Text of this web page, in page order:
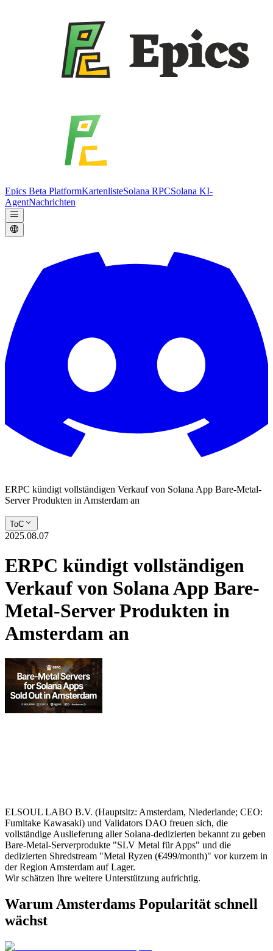
Epics Beta PlatformKartenlisteSolana RPCSolana KI-
AgentNachrichten
ERPC kündigt vollständigen Verkauf von Solana App Bare-Metal-
Server Produkten in Amsterdam an
ToC
2025.08.07
ERPC kündigt vollständigen
Verkauf von Solana App Bare-
Metal-Server Produkten in
Amsterdam an
ELSOUL LABO B.V. (Hauptsitz: Amsterdam, Niederlande; CEO:
Fumitake Kawasaki) und Validators DAO freuen sich, die
vollständige Auslieferung aller Solana-dedizierten bekannt zu geben
Bare-Metal-Serverprodukte "SLV Metal für Apps" und die
dedizierten Shredstream "Metal Ryzen (€499/month)" vor kurzem in
der Region Amsterdam auf Lager.
Wir schätzen Ihre weitere Unterstützung aufrichtig.
Warum Amsterdams Popularität schnell
wächst